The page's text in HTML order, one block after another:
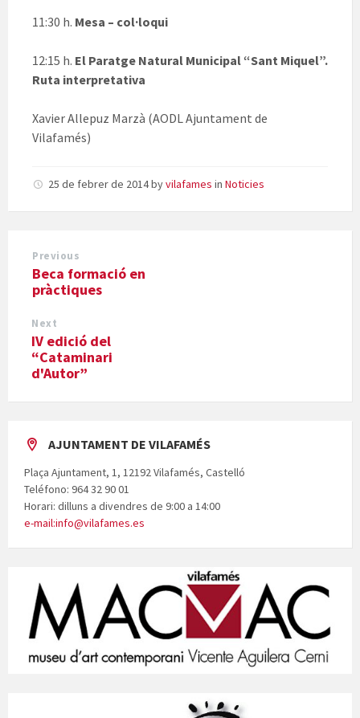
11:30 h. Mesa – col·loqui
12:15 h. El Paratge Natural Municipal “Sant Miquel”.
Ruta interpretativa
Xavier Allepuz Marzà (AODL Ajuntament de
Vilafamés)
25 de febrer de 2014byvilafames in Noticies
Previous
Beca formació en
pràctiques
Next
IV edició del
“Cataminari
d'Autor”
AJUNTAMENT DE VILAFAMÉS
Plaça Ajuntament, 1, 12192 Vilafamés, Castelló
Teléfono: 964 32 90 01
Horari: dilluns a divendres de 9:00 a 14:00
e-mail:info@vilafames.es